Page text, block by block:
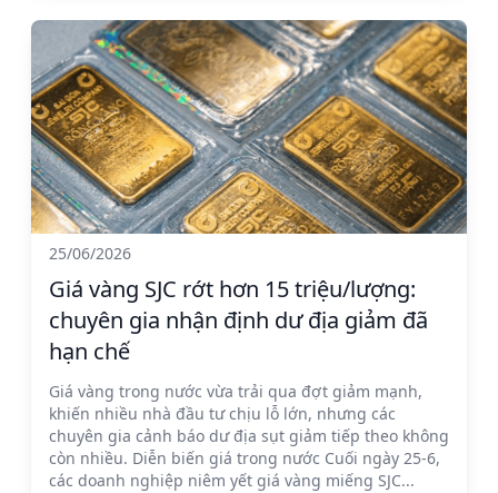
25/06/2026
Giá vàng SJC rớt hơn 15 triệu/lượng:
chuyên gia nhận định dư địa giảm đã
hạn chế
Giá vàng trong nước vừa trải qua đợt giảm mạnh,
khiến nhiều nhà đầu tư chịu lỗ lớn, nhưng các
chuyên gia cảnh báo dư địa sụt giảm tiếp theo không
còn nhiều. Diễn biến giá trong nước Cuối ngày 25-6,
các doanh nghiệp niêm yết giá vàng miếng SJC...